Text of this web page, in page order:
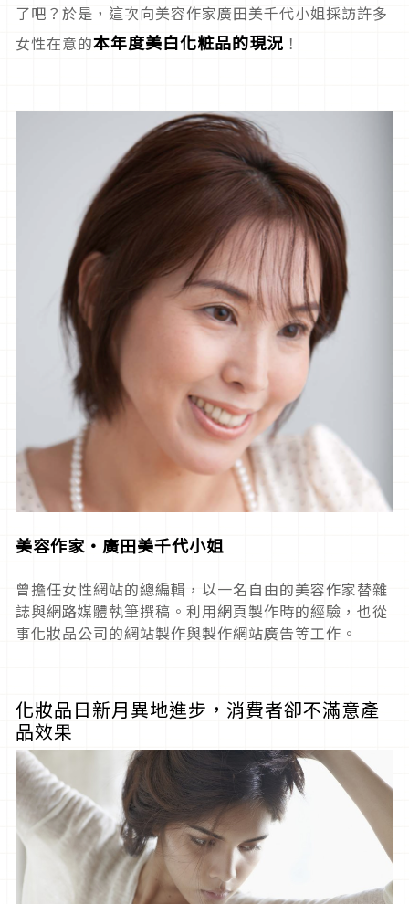
了吧？於是，這次向美容作家廣田美千代小姐採訪許多
女性在意的本年度美白化粧品的現況 ！
美容作家‧廣田美千代小姐
曾擔任女性網站的總編輯，以一名自由的美容作家替雜
誌與網路媒體執筆撰稿。利用網頁製作時的經驗，也從
事化妝品公司的網站製作與製作網站廣告等工作。
化妝品日新月異地進步，消費者卻不滿意產
品效果